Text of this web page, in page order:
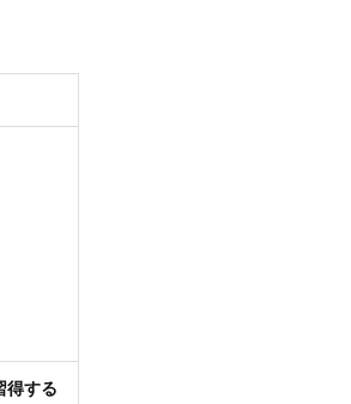
得する